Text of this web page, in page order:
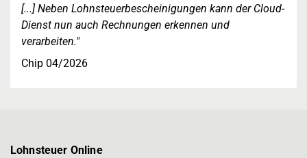
[...] Neben Lohnsteuerbescheinigungen kann der Cloud-
Dienst nun auch Rechnungen erkennen und
verarbeiten."
Chip 04/2026
Lohnsteuer Online